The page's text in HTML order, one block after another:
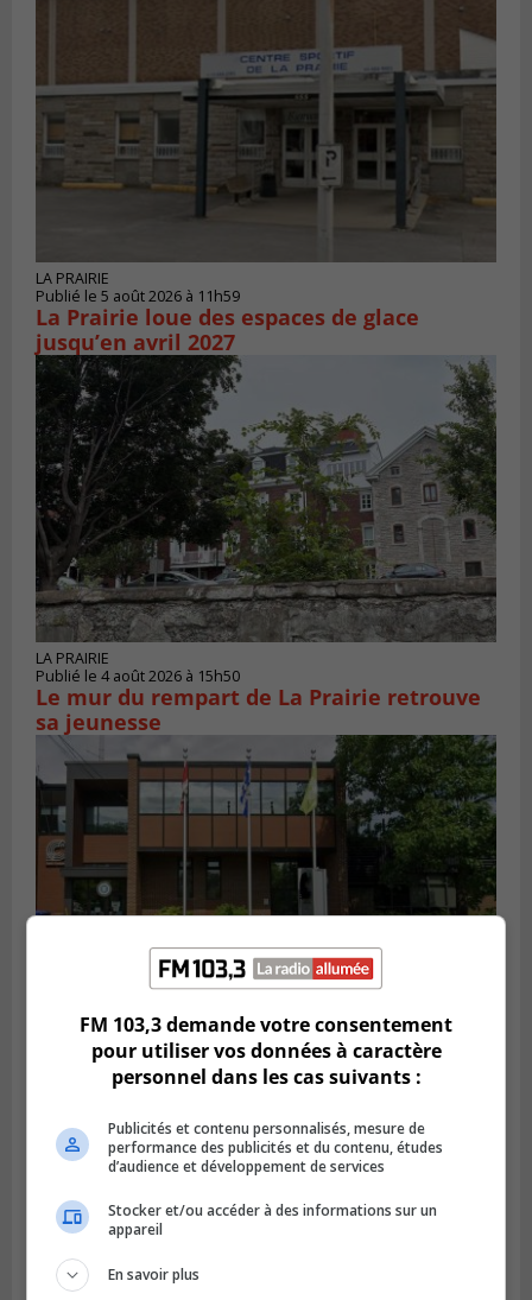
LA PRAIRIE
Publié le 5 août 2026 à 11h59
La Prairie loue des espaces de glace
jusqu’en avril 2027
LA PRAIRIE
Publié le 4 août 2026 à 15h50
Le mur du rempart de La Prairie retrouve
sa jeunesse
SAINT-CONSTANT
Publié le 4 août 2026 à 14h02
Saint-Constant signe une nouvelle
FM 103,3 demande votre consentement
pour utiliser vos données à caractère
personnel dans les cas suivants :
Publicités et contenu personnalisés, mesure de
performance des publicités et du contenu, études
d’audience et développement de services
Stocker et/ou accéder à des informations sur un
appareil
En savoir plus